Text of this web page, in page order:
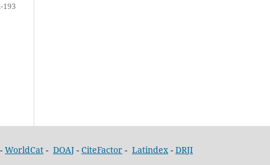
193
- WorldCat - DOAJ - CiteFactor - Latindex - DRJI